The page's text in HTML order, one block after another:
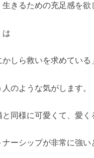
生きるための充足感を欲
は
かしら救いを求めている」
人のような気がします。
と同様に可愛くて、愛
ナーシップが非常に強い